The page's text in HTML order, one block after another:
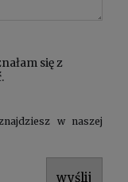
się z
w naszej
wyślij